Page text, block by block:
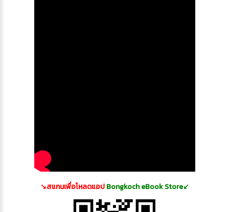
↘️สแกนเพื่อโหลดแอปBongkoch eBook Store↙️